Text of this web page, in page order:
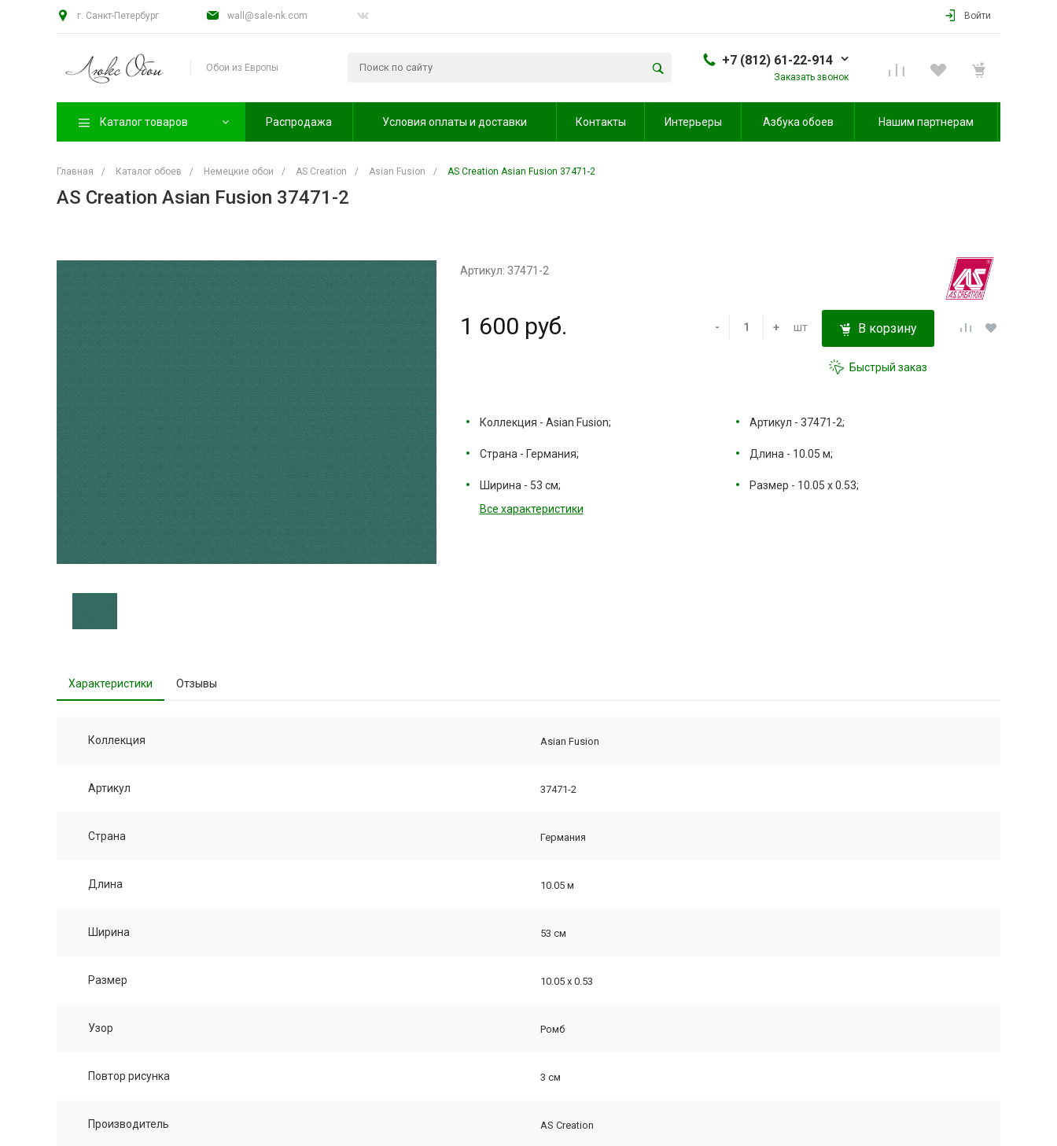
г. Санкт-Петербург wall@sale-nk.com Войти
Обои из Европы
+7 (812) 61-22-914
Заказать звонок
Каталог товаров Распродажа Условия оплаты и доставки Контакты Интерьеры Азбука обоев Нашим партнерам
Главная / Каталог обоев / Немецкие обои / AS Creation / Asian Fusion / AS Creation Asian Fusion 37471-2
AS Creation Asian Fusion 37471-2
Артикул: 37471-2
1 600 руб. - + шт В корзину
Быстрый заказ
Коллекция - Asian Fusion; Артикул - 37471-2;
Страна - Германия; Длина - 10.05 м;
Ширина - 53 см;
Размер - 10.05 х 0.53;
Все характеристики
Характеристики Отзывы
Коллекция Asian Fusion
Артикул 37471-2
Страна Германия
Длина 10.05 м
Ширина 53 см
Размер 10.05 х 0.53
Узор Ромб
Повтор рисунка 3 см
Производитель AS Creation